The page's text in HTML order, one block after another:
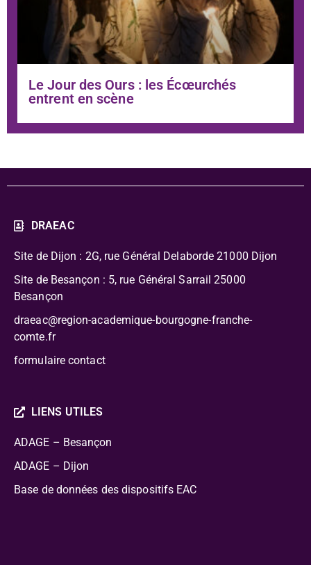
Le Jour des Ours : les Écœurchés
entrent en scène
DRAEAC
Site de Dijon : 2G, rue Général Delaborde 21000 Dijon
Site de Besançon : 5, rue Général Sarrail 25000
Besançon
draeac@region-academique-bourgogne-franche-
comte.fr
formulaire contact
LIENS UTILES
ADAGE – Besançon
ADAGE – Dijon
Base de données des dispositifs EAC